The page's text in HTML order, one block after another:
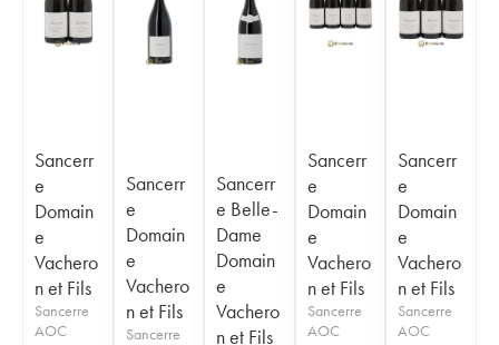
Sancerr
e
Domain
e
Vachero
n et Fils
Sancerre
AOC
Sancerr
e
Domain
e
Vachero
n et Fils
Sancerre
Sancerr
e Belle-
Dame
Domain
e
Vachero
n et Fils
Sancerr
e
Domain
e
Vachero
n et Fils
Sancerre
AOC
Sancerr
e
Domain
e
Vachero
n et Fils
Sancerre
AOC